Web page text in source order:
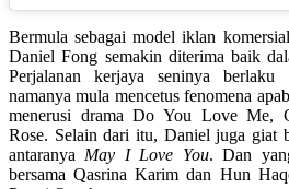
Bermula sebagai model iklan
Daniel Fong semakin diterima baik
Perjalanan kerjaya seninya berlaku
namanya mula mencetus fenomena
menerusi drama Do You Love Me,
Rose. Selain dari itu, Daniel juga giat
antaranya May I Love You. Dan
bersama Qasrina Karim dan Hun